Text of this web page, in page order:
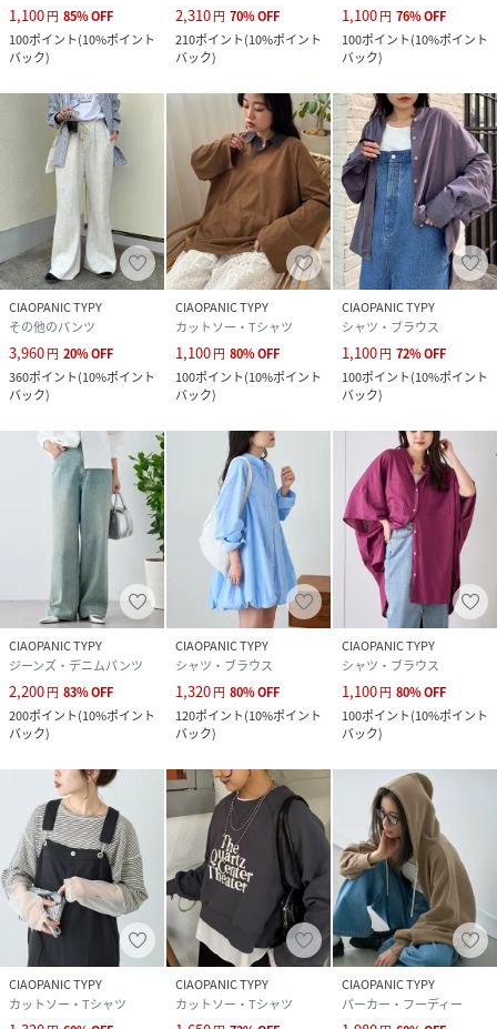
1,100円 85%OFF
100ポイント(10%ポイント
バック)
2,310円 70%OFF
210ポイント(10%ポイント
バック)
1,100円 76%OFF
100ポイント(10%ポイント
バック)
CIAOPANIC TYPY
その他のパンツ
3,960円 20%OFF
360ポイント(10%ポイント
バック)
CIAOPANIC TYPY
カットソー・Tシャツ
1,100円 80%OFF
100ポイント(10%ポイント
バック)
CIAOPANIC TYPY
シャツ・ブラウス
1,100円 72%OFF
100ポイント(10%ポイント
バック)
CIAOPANIC TYPY
ジーンズ・デニムパンツ
2,200円 83%OFF
200ポイント(10%ポイント
バック)
CIAOPANIC TYPY
シャツ・ブラウス
1,320円 80%OFF
120ポイント(10%ポイント
バック)
CIAOPANIC TYPY
シャツ・ブラウス
1,100円 80%OFF
100ポイント(10%ポイント
バック)
CIAOPANIC TYPY
カットソー・Tシャツ
CIAOPANIC TYPY
カットソー・Tシャツ
CIAOPANIC TYPY
パーカー・フーディー